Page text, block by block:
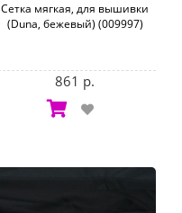
Сетка мягкая, для вышивки
(Duna, бежевый) (009997)
861 р.